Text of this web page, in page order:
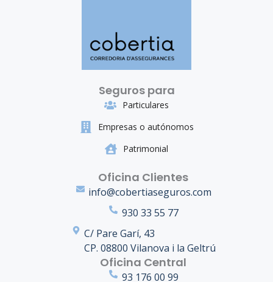
Seguros para
Particulares
Empresas o autónomos
Patrimonial
Oficina Clientes
info@cobertiaseguros.com
930 33 55 77
C/ Pare Garí, 43
CP. 08800 Vilanova i la Geltrú
Oficina Central
93 176 00 99